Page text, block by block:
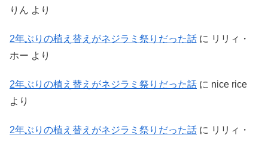
りん より
2年ぶりの植え替えがネジラミ祭りだった話 に リリィ・
ホー より
2年ぶりの植え替えがネジラミ祭りだった話 に nice rice
より
2年ぶりの植え替えがネジラミ祭りだった話 に リリィ・